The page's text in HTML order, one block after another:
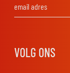
VOLG ONS